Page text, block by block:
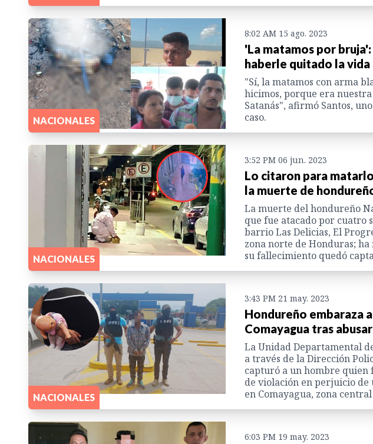
NACIONALES
8:02 AM 15 ago. 2023
'La matamos por
haberle quitado la vida
"Sí, la matamos con arma
hicimos, porque era
Satanás", afirmó Santos,
caso.
NACIONALES
3:52 PM 06 jun. 2023
Lo citaron para
la muerte de
La muerte del hondureño
que fue atacado por cuatro
barrio Las Delicias, El
zona norte de Honduras;
su fallecimiento quedó
NACIONALES
3:43 PM 21 may. 2023
Hondureño embaraza
Comayagua tras
La Unidad Departamental
a través de la Dirección
capturó a un hombre
de violación en perjuicio de
en Comayagua, zona
6:03 PM 19 may. 2023